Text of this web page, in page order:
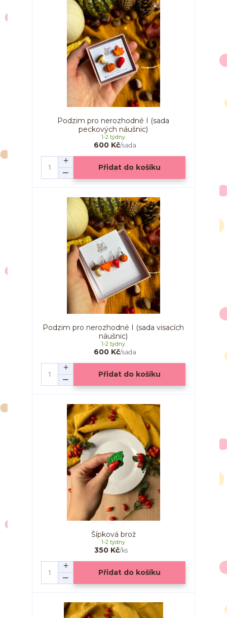
Podzim pro nerozhodné I (sada
peckových náušnic)
600 Kč/sada
1-2 týdny
Přidat do košíku
Podzim pro nerozhodné I (sada visacích
náušnic)
600 Kč/sada
1-2 týdny
Přidat do košíku
Šípková brož
350 Kč/ks
1-2 týdny
Přidat do košíku